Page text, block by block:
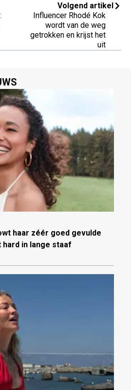
Volgend artikel
Influencer Rhodé Kok
wordt van de weg
getrokken en krijst het
uit
haar zéér goed gevulde
in lange staaf